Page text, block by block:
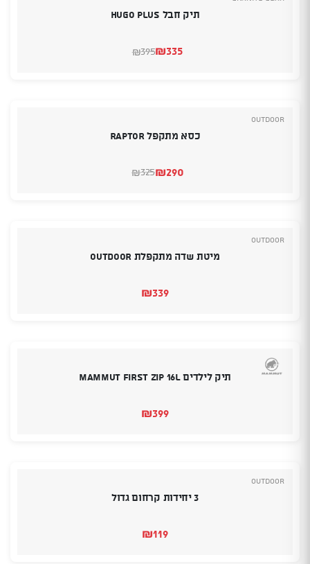
תיק חבל Hugo Plus
₪395
המחיר₪335
המחיר
Outdoor
כסא מתקפל RAPTOR
₪325
המחיר₪290
המחיר
Outdoor
מיטת שדה מתקפלת OUTDOOR
₪339
תיק לילדים MAMMUT First Zip 16L
₪399
Outdoor
3 יחידות קרחום גדול
₪119